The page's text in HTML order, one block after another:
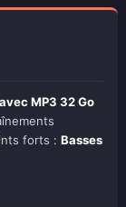
MP3 32 Go
forts : Basses